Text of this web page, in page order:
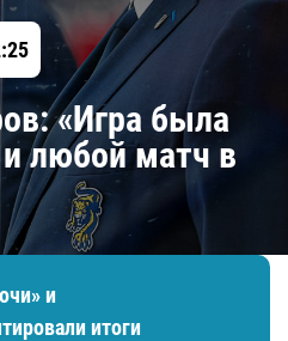
«Игра была
любой матч в
и
итоги